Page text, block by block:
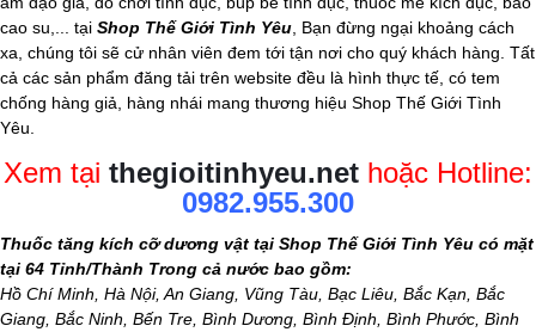
cao su,... tại Shop Thế Giới Tình Yêu , Bạn đừng ngại khoảng cách
xa, chúng tôi sẽ cử nhân viên đem tới tận nơi cho quý khách hàng. Tất
cả các sản phẩm đăng tải trên website đều là hình thực tế, có tem
chống hàng giả, hàng nhái mang thương hiệu Shop Thế Giới Tình
Yêu.
Xem tại thegioitinhyeu.net hoặc Hotline:
0982.955.300
Thuốc tăng kích cỡ dương vật tại Shop Thế Giới Tình Yêu có mặt
tại 64 Tỉnh/Thành Trong cả nước bao gồm:
Hồ Chí Minh, Hà Nội, An Giang, Vũng Tàu, Bạc Liêu, Bắc Kạn, Bắc
Giang, Bắc Ninh, Bến Tre, Bình Dương, Bình Định, Bình Phước, Bình